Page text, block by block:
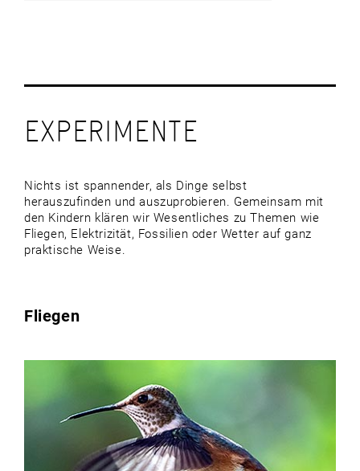
EXPERIMENTE
Nichts ist spannender, als Dinge selbst
herauszufinden und auszuprobieren. Gemeinsam mit
den Kindern klären wir Wesentliches zu Themen wie
Fliegen, Elektrizität, Fossilien oder Wetter auf ganz
praktische Weise.
Fliegen